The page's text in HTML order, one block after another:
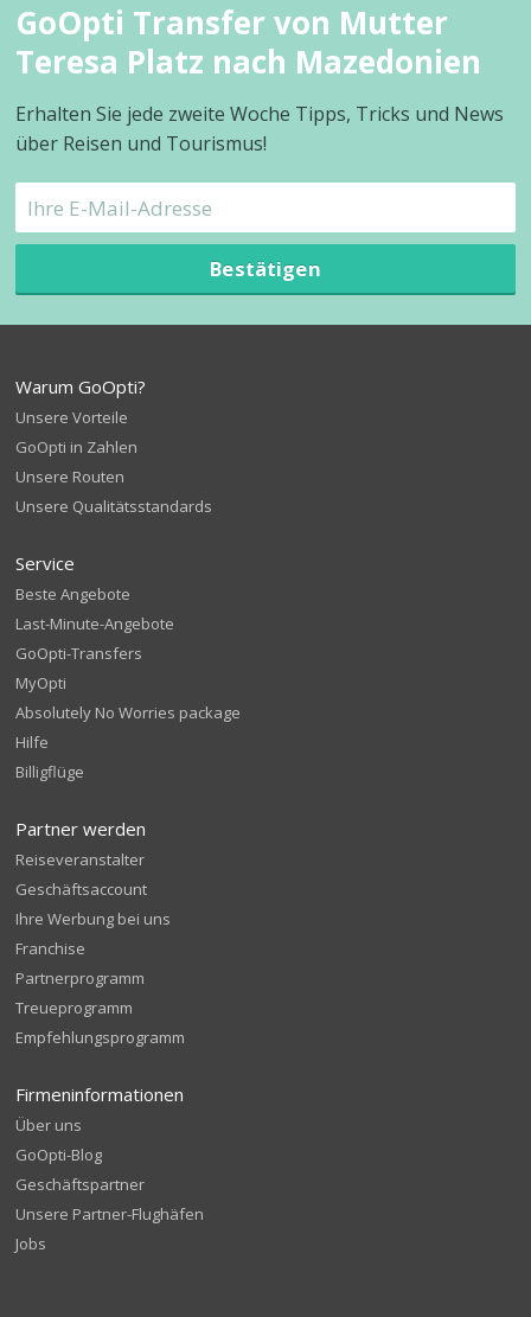
GoOpti Transfer von Mutter
Teresa Platz nach Mazedonien
Erhalten Sie jede zweite Woche Tipps, Tricks und News
über Reisen und Tourismus!
Bestätigen
Warum GoOpti?
Unsere Vorteile
GoOpti in Zahlen
Unsere Routen
Unsere Qualitätsstandards
Service
Beste Angebote
Last-Minute-Angebote
GoOpti-Transfers
MyOpti
Absolutely No Worries package
Hilfe
Billigflüge
Partner werden
Reiseveranstalter
Geschäftsaccount
Ihre Werbung bei uns
Franchise
Partnerprogramm
Treueprogramm
Empfehlungsprogramm
Firmeninformationen
Über uns
GoOpti-Blog
Geschäftspartner
Unsere Partner-Flughäfen
Jobs